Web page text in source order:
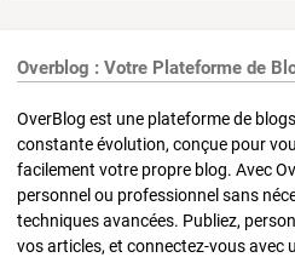
Overblog : Votre Plateforme de
OverBlog est une plateforme de
constante évolution, conçue pour
facilement votre propre blog. Avec
personnel ou professionnel sans
techniques avancées. Publiez,
vos articles, et connectez-vous avec